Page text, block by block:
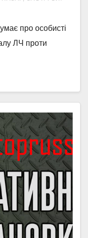
про особисті
ЛЧ проти